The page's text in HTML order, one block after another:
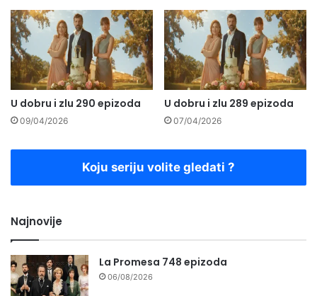
U dobru i zlu 290 epizoda
09/04/2026
U dobru i zlu 289 epizoda
07/04/2026
Koju seriju volite gledati ?
Najnovije
La Promesa 748 epizoda
06/08/2026